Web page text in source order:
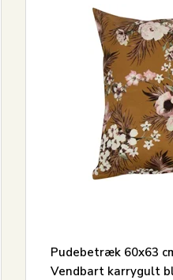
Pudebetræk 60x63
Vendbart karrygult